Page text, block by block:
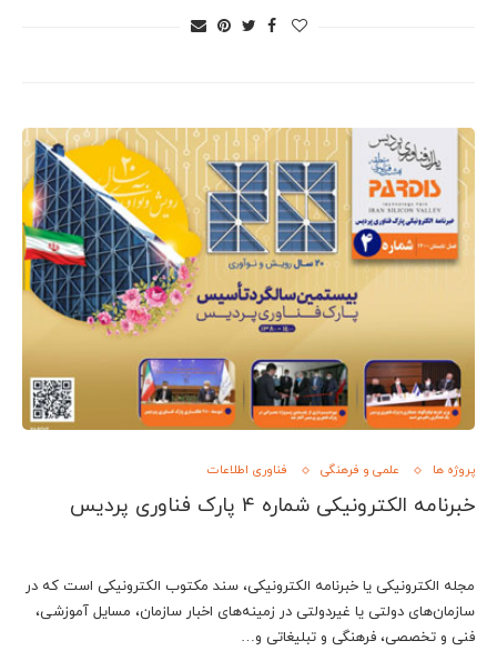
پروژه ها علمی و فرهنگی فناوری اطلاعات
خبرنامه الکترونیکی شماره 4 پارک فناوری پردیس
مجله الکترونیکی یا خبرنامه الکترونیکی، سند مکتوب الکترونیکی است که در
سازمان‌های دولتی یا غیردولتی در زمینه‌های اخبار سازمان، مسایل آموزشی،
فنی و تخصصی، فرهنگی و تبلیغاتی و…